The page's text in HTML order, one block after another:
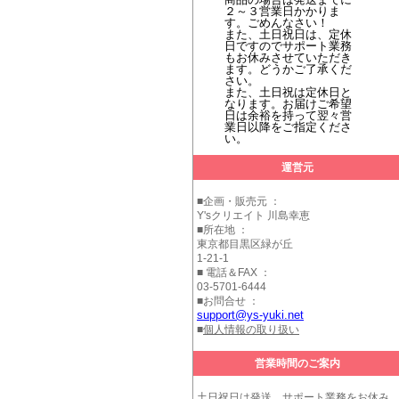
２～３営業日かかりま
す。ごめんなさい！
また、土日祝日は、定休
日ですのでサポート業務
もお休みさせていただき
ます。どうかご了承くだ
さい。
また、土日祝は定休日と
なります。お届けご希望
日は余裕を持って翌々営
業日以降をご指定くださ
い。
運営元
■企画・販売元 ：
Y'sクリエイト 川島幸恵
■所在地 ：
東京都目黒区緑が丘
1-21-1
■ 電話＆FAX ：
03-5701-6444
■お問合せ ：
support@ys-yuki.net
■個人情報の取り扱い
営業時間のご案内